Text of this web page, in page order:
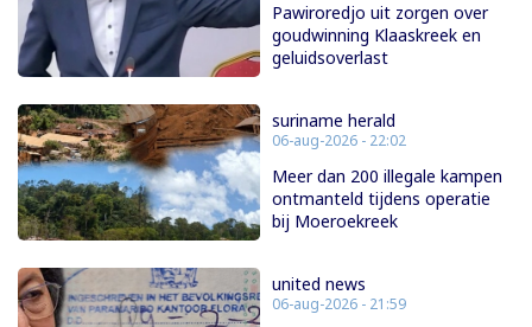
Pawiroredjo uit zorgen over
goudwinning Klaaskreek en
geluidsoverlast
suriname herald
06-aug-2026 - 22:02
Meer dan 200 illegale kampen
ontmanteld tijdens operatie
bij Moeroekreek
united news
06-aug-2026 - 21:59